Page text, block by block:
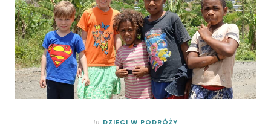
In DZIECI W PODRÓŻY